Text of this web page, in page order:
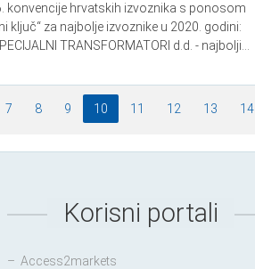
konvencije hrvatskih izvoznika s ponosom
ključ“ za najbolje izvoznike u 2020. godini:
TRANSFORMATORI d.d. - najbolji...
7 8 9 10 11 12 13
14
Korisni portali
– Access2markets